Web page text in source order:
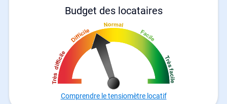
Budget des locataires
Comprendre le tensiomètre locatif